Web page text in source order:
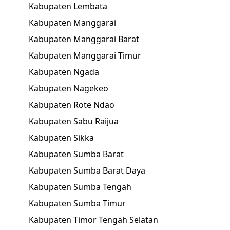
Kabupaten Lembata
Kabupaten Manggarai
Kabupaten Manggarai Barat
Kabupaten Manggarai Timur
Kabupaten Ngada
Kabupaten Nagekeo
Kabupaten Rote Ndao
Kabupaten Sabu Raijua
Kabupaten Sikka
Kabupaten Sumba Barat
Kabupaten Sumba Barat Daya
Kabupaten Sumba Tengah
Kabupaten Sumba Timur
Kabupaten Timor Tengah Selatan